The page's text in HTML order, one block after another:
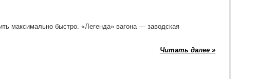
максимально быстро. «Легенда» вагона — заводская
Читать далее »